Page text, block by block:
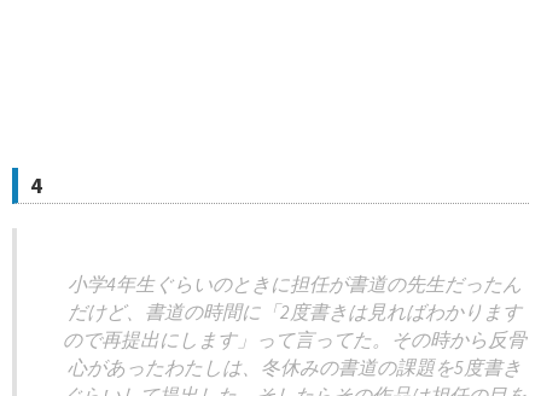
4
小学4年生ぐらいのときに担任が書道の先生だったん
だけど、書道の時間に「2度書きは見ればわかります
ので再提出にします」って言ってた。その時から反骨
心があったわたしは、冬休みの書道の課題を5度書き